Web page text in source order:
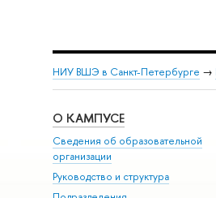
НИУ ВШЭ в Санкт-Петербурге →
О КАМПУСЕ
Сведения об образовательной
организации
Руководство и структура